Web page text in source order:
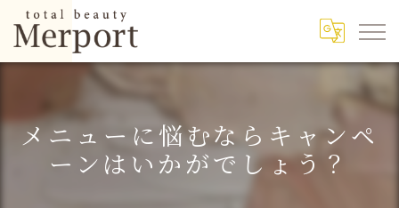
メニューに悩むならキャンペ
ーンはいかがでしょう？